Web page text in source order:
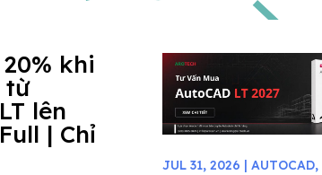
khi
từ
lên
| Chỉ
JUL 31, 2026 | AUTOCAD,